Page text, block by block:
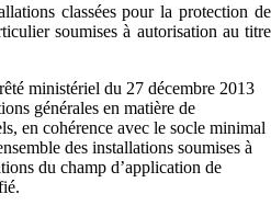
classées pour la protection de
soumises à autorisation au titre
ministériel du 27 décembre 2013
générales en matière de
en cohérence avec le socle minimal
des installations soumises à
du champ d’application de